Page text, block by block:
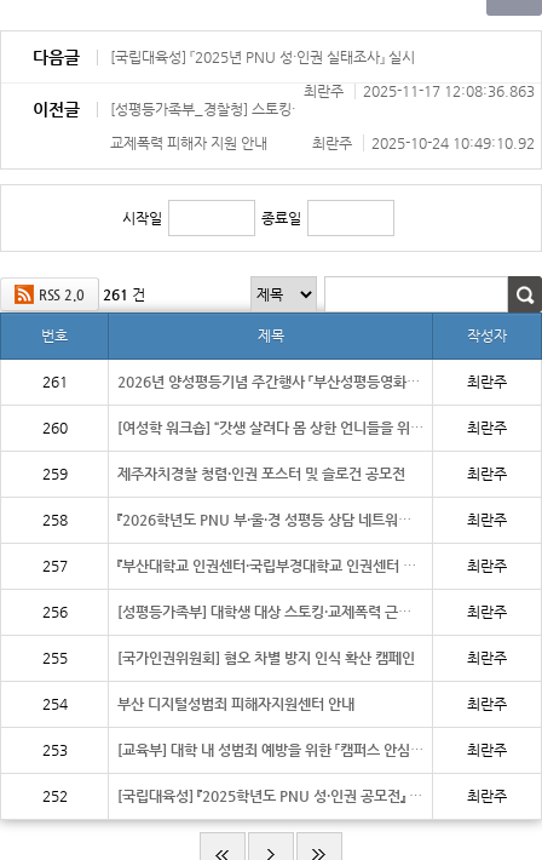
다음글
[국립대육성] 『2025년 PNU 성·인권 실태조사』 실시
최란주
2025-11-17 12:08:36.863
이전글
[성평등가족부_경찰청] 스토킹·
교제폭력 피해자 지원 안내
최란주 2025-10-24 10:49:10.92
시작일 종료일
RSS 2.0 261 건
번호 제목 작성자
261 2026년 양성평등기념 주간행사 「부산성평등영화제: 도약」 영화 상영회 최란주
260 [여성학 워크숍] “갓생 살려다 몸 상한 언니들을 위한 바디 리터러시 - 위기의 몸을 돌아 최란주
259 제주자치경찰 청렴·인권 포스터 및 슬로건 공모전 최란주
258 『2026학년도 PNU 부·울·경 성평등 상담 네트워크 간담회』 개최 최란주
257 『부산대학교 인권센터·국립부경대학교 인권센터 업무협약 체결』 최란주
256 [성평등가족부] 대학생 대상 스토킹·교제폭력 근절 대책 의견 수렴 최란주
255 [국가인권위원회] 혐오 차별 방지 인식 확산 캠페인 최란주
254 부산 디지털성범죄 피해자지원센터 안내 최란주
253 [교육부] 대학 내 성범죄 예방을 위한 「캠퍼스 안심 소식지」 최란주
252 [국립대육성] 『2025학년도 PNU 성·인권 공모전』 심사결과 안내 최란주